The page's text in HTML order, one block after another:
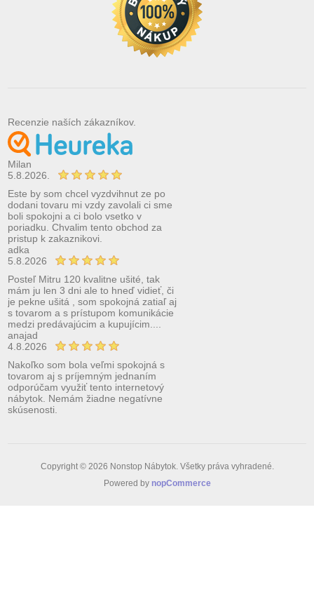
Recenzie naších zákazníkov.
Milan
5.8.2026.
Este by som chcel vyzdvihnut ze po
dodani tovaru mi vzdy zavolali ci sme
boli spokojni a ci bolo vsetko v
poriadku. Chvalim tento obchod za
pristup k zakaznikovi.
adka
5.8.2026
Posteľ Mitru 120 kvalitne ušité, tak
mám ju len 3 dni ale to hneď vidieť, či
je pekne ušitá , som spokojná zatiaľ aj
s tovarom a s prístupom komunikácie
medzi predávajúcim a kupujícim....
anajad
4.8.2026
Nakoľko som bola veľmi spokojná s
tovarom aj s príjemným jednaním
odporúčam využiť tento internetový
nábytok. Nemám žiadne negatívne
skúsenosti.
Copyright © 2026 Nonstop Nábytok. Všetky práva vyhradené.
Powered by nopCommerce